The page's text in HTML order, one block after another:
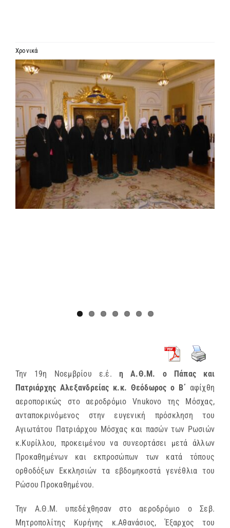
MEDIA
ΕΝΗΜΕΡΩΣΗ
ΣΥΝΔΕΣΕΙΣ
Χρονικά
Προβολή
μεγαλύτερης
εικόνας
Την 19η Νοεμβρίου ε.έ. η Α.Θ.Μ. ο Πάπας και
Πατριάρχης Αλεξανδρείας κ.κ. Θεόδωρος ο Β΄ αφίχθη
αεροπορικώς στο αεροδρόμιο Vnukovo της Μόσχας,
ανταποκρινόμενος στην ευγενική πρόσκληση του
Αγιωτάτου Πατριάρχου Μόσχας και πασών των Ρωσιών
κ.Κυρίλλου, προκειμένου να συνεορτάσει μετά άλλων
Προκαθημένων και εκπροσώπων των κατά τόπους
ορθοδόξων Εκκλησιών τα εβδομηκοστά γενέθλια του
Ρώσου Προκαθημένου.
Την Α.Θ.Μ. υπεδέχθησαν στο αεροδρόμιο ο Σεβ.
Μητροπολίτης Κυρήνης κ.Αθανάσιος, Έξαρχος του